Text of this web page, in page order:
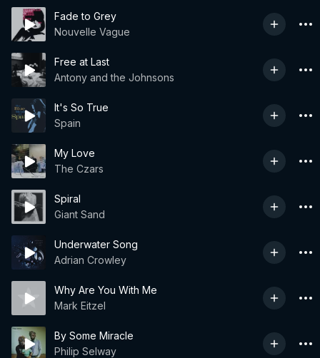
Fade to Grey
Nouvelle Vague
Free at Last
Antony and the Johnsons
It's So True
Spain
My Love
The Czars
Spiral
Giant Sand
Underwater Song
Adrian Crowley
Why Are You With Me
Mark Eitzel
By Some Miracle
Philip Selway